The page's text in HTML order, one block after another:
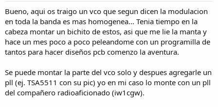
Bueno, aqui os traigo un vco que segun dicen la modulacion
en toda la banda es mas homogenea... Tenia tiempo en la
cabeza montar un bichito de estos, asi que me lie la manta y
hace un mes poco a poco peleandome con un programilla de
tantos para hacer diseños pcb comenzo la aventura.
Se puede montar la parte del vco solo y despues agregarle un
pll (ej. TSA5511 con su pic) yo en mi caso lo monte con un pll
del compañero radioaficionado (iw1cgw).